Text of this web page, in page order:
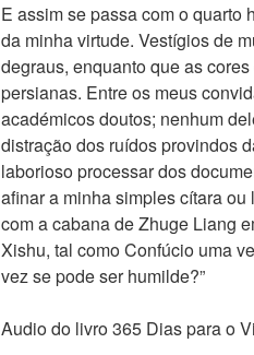
E assim se passa com o quarto
da minha virtude. Vestígios de
degraus, enquanto que as
persianas. Entre os meus
académicos doutos; nenhum
distração dos ruídos provindos
laborioso processar dos
afinar a minha simples cítara
com a cabana de Zhuge Liang
Xishu, tal como Confúcio uma
vez se pode ser humilde?”
Audio do livro 365 Dias para o